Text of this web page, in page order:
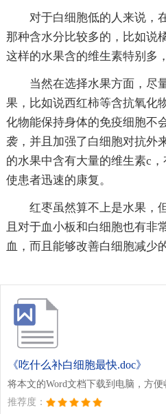
对于白细胞低的人来说，
那种含水分比较多的，比如说
这样的水果含的维生素特别多
当然在选择水果方面，尽
果，比如说西红柿等含抗氧化
化物能保持身体的免疫细胞不
袭，并且加强了白细胞对抗外
的水果中含有大量的维生素c
使患者迅速的康复。
红枣虽然算不上是水果，
且对于血小板和白细胞也有非
血，而且能够改善白细胞减少
《吃什么补白细胞最快.doc》
将本文的Word文档下载到电脑，方便
推荐度：